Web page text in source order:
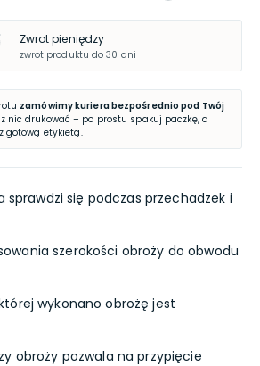
Zwrot pieniędzy
zwrot produktu do 30 dni
zamówimy kuriera bezpośrednio pod Twój
nic drukować – po prostu spakuj paczkę, a
gotową etykietą.
sprawdzi się podczas przechadzek i
szerokości obroży do obwodu
wykonano obrożę jest
obroży pozwala na przypięcie